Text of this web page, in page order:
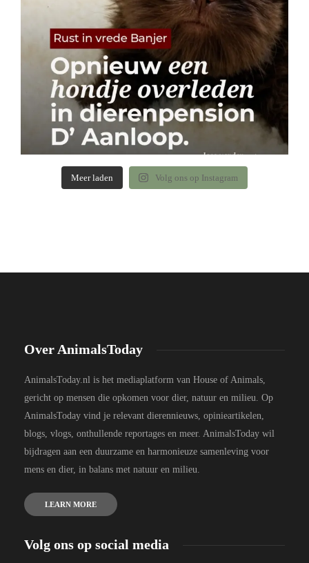
Meer laden Volg ons op Instagram
Over AnimalsToday
AnimalsToday.nl is het mediaplatform van House of Animals,
gericht op mensen die opkomen voor dier, natuur en milieu. Op
AnimalsToday vind je relevant dierennieuws, opinieartikelen,
blogs, vlogs, onthullende reportages en meer. AnimalsToday wil
bijdragen aan een duurzame en harmonieuze samenleving voor
mens en dier, in balans met natuur en milieu.
LEARN MORE
Volg ons op social media